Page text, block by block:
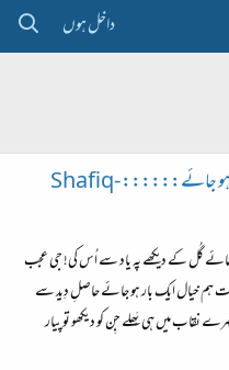
داخل ہوں
:::::ہمقدم پھر جو یار ہو جائے:::::: Shafiq-
جائے گُل کے دیکھے پہ یاد سے اُس کی! جی عجب
ہم خیال ایک بار ہو جائے حاصلِ دِید سے
نقاب میں ہی بَھلے جِن کو دیکھو تو پیار